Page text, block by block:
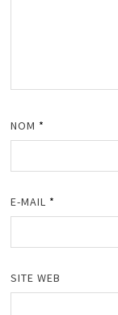
NOM *
E-MAIL *
SITE WEB